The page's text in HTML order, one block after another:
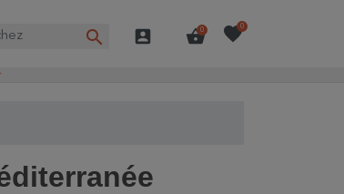
search account_box shopping_basket
0 favorite0